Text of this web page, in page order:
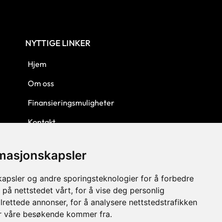
og andre sporingsteknologier for å forbedre
nettstedet vårt, for å vise deg personlig
annonser, for å analysere nettstedstrafikken
besøkende kommer fra.
NYTTIGE LINKER
Hjem
Om oss
Finansieringsmuligheter
Kontakt
Kjøpsbetingelser